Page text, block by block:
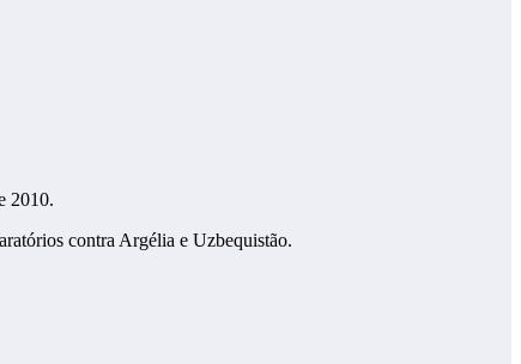
2010.
contra Argélia e Uzbequistão.